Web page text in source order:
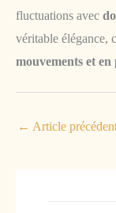
fluctuations avec
véritable élégance,
mouvements et en
← Article